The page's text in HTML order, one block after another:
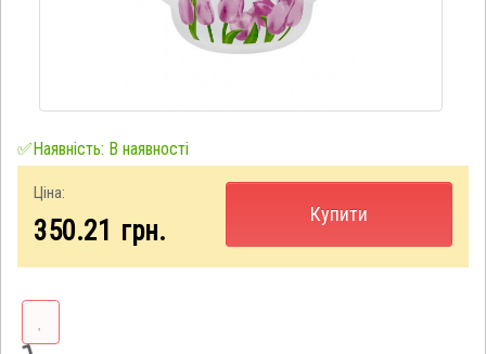
✅Наявність: В наявності
Ціна:
350.21 грн.
Купити